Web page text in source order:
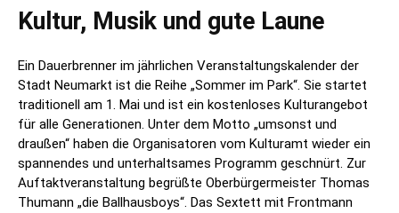
Kultur, Musik und gute Laune
Ein Dauerbrenner im jährlichen Veranstaltungskalender der
Stadt Neumarkt ist die Reihe „Sommer im Park“. Sie startet
traditionell am 1. Mai und ist ein kostenloses Kulturangebot
für alle Generationen. Unter dem Motto „umsonst und
draußen“ haben die Organisatoren vom Kulturamt wieder ein
spannendes und unterhaltsames Programm geschnürt. Zur
Auftaktveranstaltung begrüßte Oberbürgermeister Thomas
Thumann „die Ballhausboys“. Das Sextett mit Frontmann